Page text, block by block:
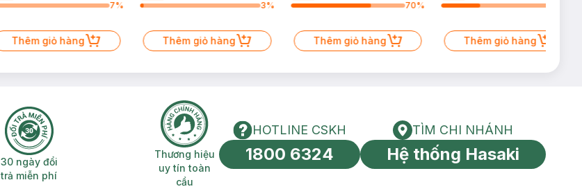
7%
Thêm giỏ hàng
3%
Thêm giỏ hàng
70%
Thêm giỏ hàng Thêm giỏ hàng
30 ngày đổi trả miễn phí
30 ngày đổi
trả miễn phí
Thương hiệu uy tín toàn cầu
Thương hiệu
uy tín toàn
cầu
HOTLINE CSKH
HOTLINE CSKH
1800 6324
Tìm chi nhánh
TÌM CHI NHÁNH
Hệ thống Hasaki